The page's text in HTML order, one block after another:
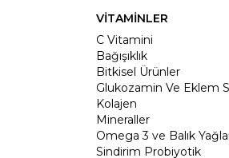
VİTAMİNLER
C Vitamini
Bağışıklık
Bitkisel Ürünler
Glukozamin Ve Eklem
Kolajen
Mineraller
Omega 3 ve Balık
Sindirim Probiyotik